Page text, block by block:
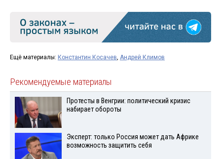
Ещё материалы: Константин Косачев, Андрей Климов
Рекомендуемые материалы
Протесты в Венгрии: политический кризис
набирает обороты
Эксперт: только Россия может дать Африке
возможность защитить себя